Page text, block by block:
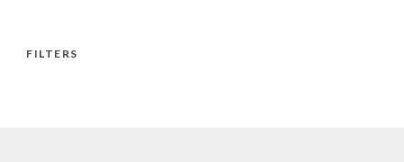
FILTERS